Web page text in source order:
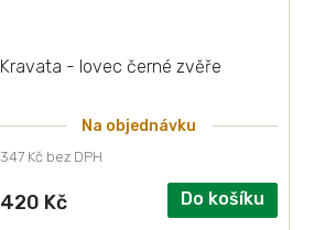
Kravata - lovec černé zvěře
Na objednávku
347 Kč bez DPH
420 Kč Do košíku